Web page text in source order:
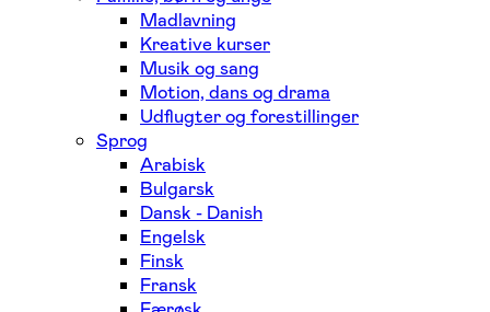
Madlavning
Kreative kurser
Musik og sang
Motion, dans og drama
Udflugter og forestillinger
Sprog
Arabisk
Bulgarsk
Dansk - Danish
Engelsk
Finsk
Fransk